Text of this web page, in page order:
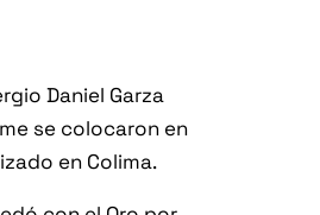
Daniel Garza
se colocaron en
en Colima.